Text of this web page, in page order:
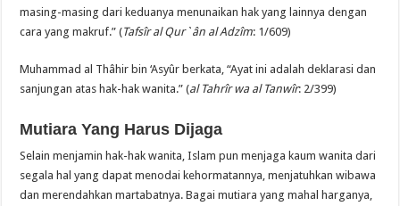
masing-masing dari keduanya menunaikan hak yang lainnya dengan
cara yang makruf.” (Tafsîr al Qur`ân al Adzîm: 1/609)
Muhammad al Thâhir bin ‘Asyûr berkata, “Ayat ini adalah deklarasi dan
sanjungan atas hak-hak wanita.” (al Tahrîr wa al Tanwîr: 2/399)
Mutiara Yang Harus Dijaga
Selain menjamin hak-hak wanita, Islam pun menjaga kaum wanita dari
segala hal yang dapat menodai kehormatannya, menjatuhkan wibawa
dan merendahkan martabatnya. Bagai mutiara yang mahal harganya,